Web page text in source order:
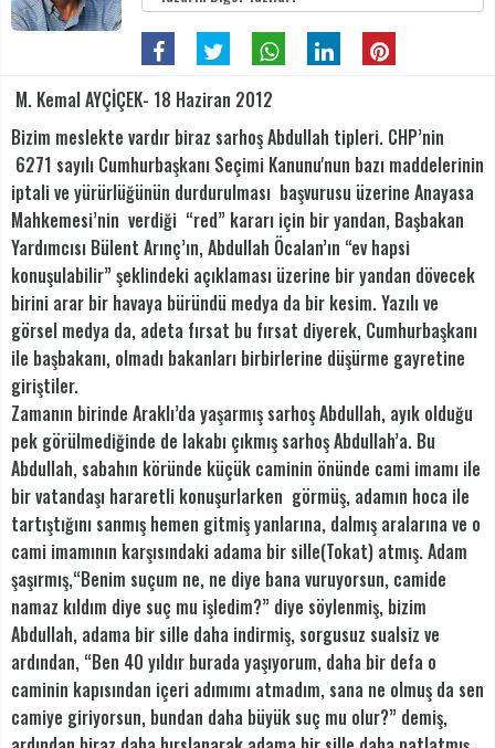
M. Kemal AYÇİÇEK- 18 Haziran 2012
Bizim meslekte vardır biraz sarhoş Abdullah tipleri. CHP’nin
6271 sayılı Cumhurbaşkanı Seçimi Kanunu'nun bazı maddelerinin
iptali ve yürürlüğünün durdurulması başvurusu üzerine Anayasa
Mahkemesi’nin verdiği “red” kararı için bir yandan, Başbakan
Yardımcısı Bülent Arınç’ın, Abdullah Öcalan’ın “ev hapsi
konuşulabilir” şeklindeki açıklaması üzerine bir yandan dövecek
birini arar bir havaya büründü medya da bir kesim. Yazılı ve
görsel medya da, adeta fırsat bu fırsat diyerek, Cumhurbaşkanı
ile başbakanı, olmadı bakanları birbirlerine düşürme gayretine
giriştiler.
Zamanın birinde Araklı’da yaşarmış sarhoş Abdullah, ayık olduğu
pek görülmediğinde de lakabı çıkmış sarhoş Abdullah’a. Bu
Abdullah, sabahın köründe küçük caminin önünde cami imamı ile
bir vatandaşı hararetli konuşurlarken görmüş, adamın hoca ile
tartıştığını sanmış hemen gitmiş yanlarına, dalmış aralarına ve o
cami imamının karşısındaki adama bir sille(Tokat) atmış. Adam
şaşırmış,“Benim suçum ne, ne diye bana vuruyorsun, camide
namaz kıldım diye suç mu işledim?” diye söylenmiş, bizim
Abdullah, adama bir sille daha indirmiş, sorgusuz sualsiz ve
ardından, “Ben 40 yıldır burada yaşıyorum, daha bir defa o
caminin kapısından içeri adımımı atmadım, sana ne olmuş da sen
camiye giriyorsun, bundan daha büyük suç mu olur?” demiş,